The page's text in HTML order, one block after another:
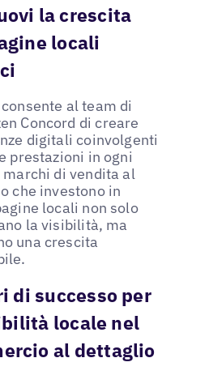
la crescita
locali
al team di
Concord di creare
digitali coinvolgenti
prestazioni in ogni
marchi di vendita al
che investono in
locali non solo
la visibilità, ma
una crescita
di successo per
locale nel
al dettaglio